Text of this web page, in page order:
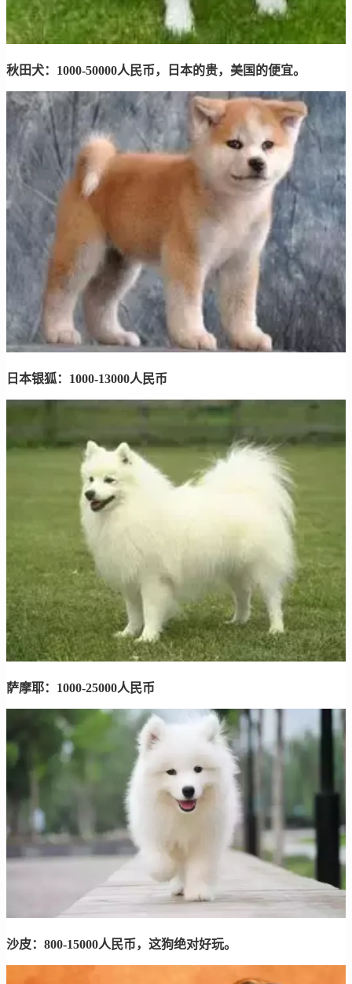
秋田犬：1000-50000人民币，日本的贵，美国的便宜。
日本银狐：1000-13000人民币
萨摩耶：1000-25000人民币
沙皮：800-15000人民币，这狗绝对好玩。